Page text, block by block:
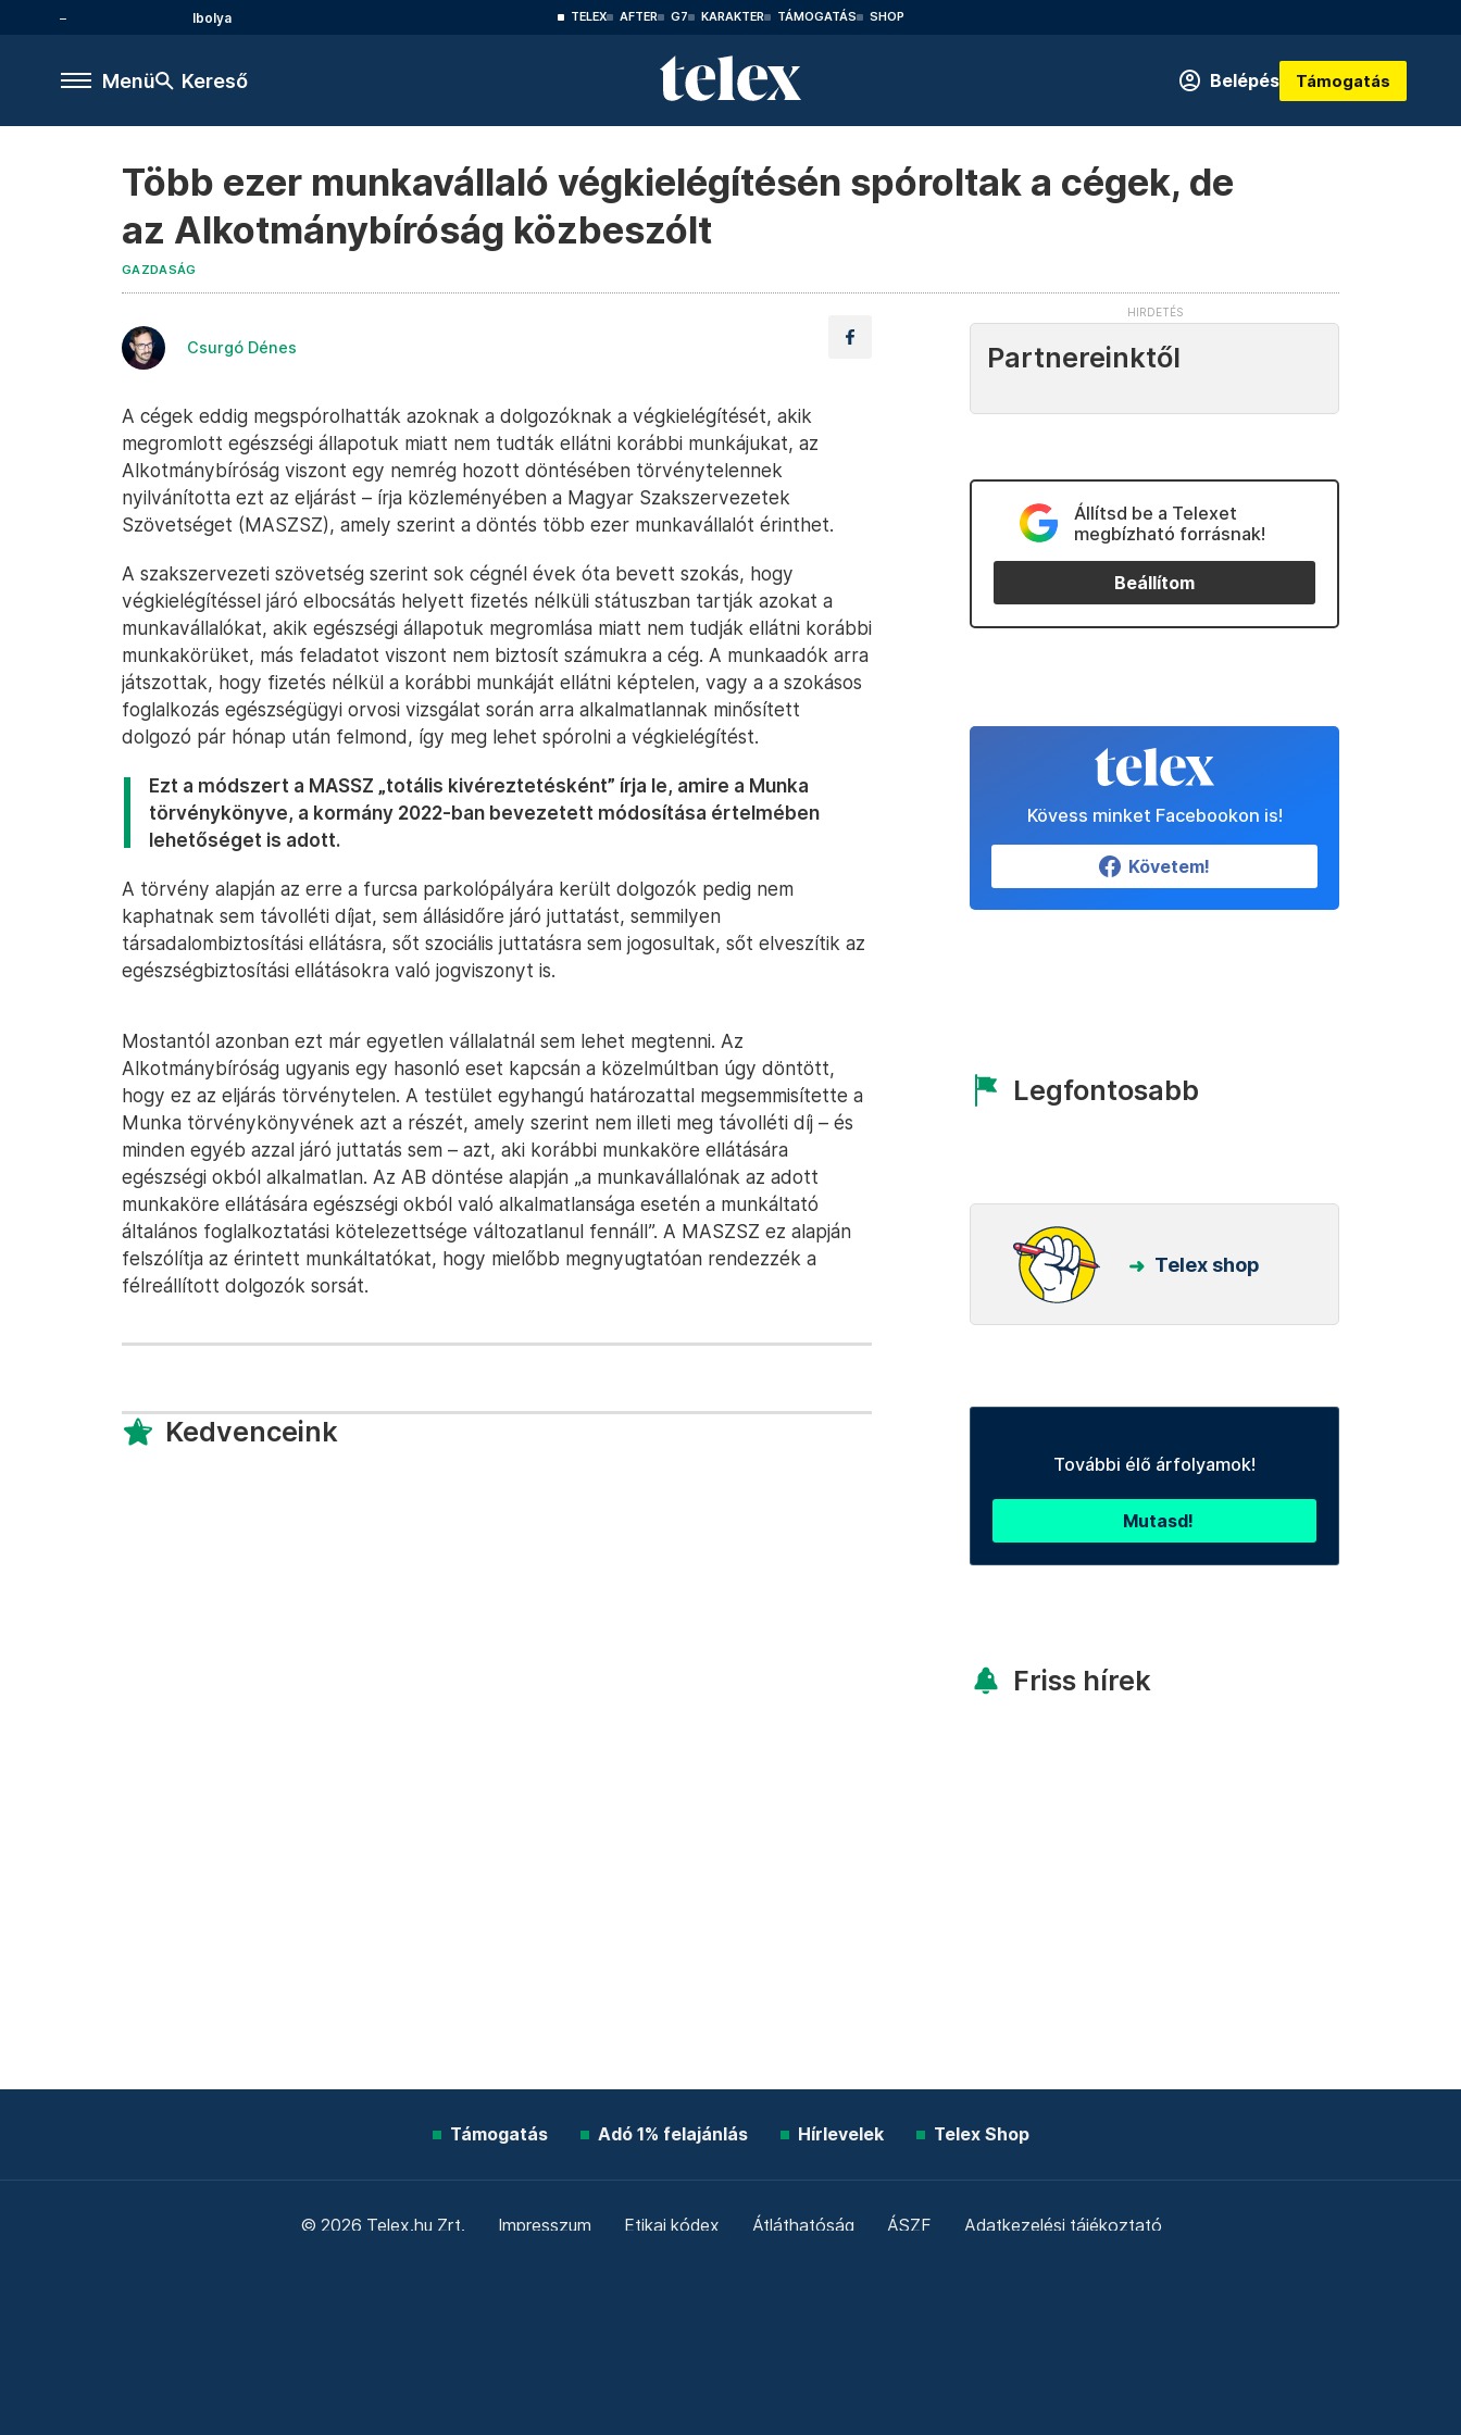
Ibolya TELEX AFTER G7 KARAKTER TÁMOGATÁS SHOP
Menü Kereső Belépés Támogatás
Több ezer munkavállaló végkielégítésén spóroltak a cégek, de
az Alkotmánybíróság közbeszólt
GAZDASÁG
Csurgó Dénes
A cégek eddig megspórolhatták azoknak a dolgozóknak a végkielégítését, akik
megromlott egészségi állapotuk miatt nem tudták ellátni korábbi munkájukat, az
Alkotmánybíróság viszont egy nemrég hozott döntésében törvénytelennek
nyilvánította ezt az eljárást – írja közleményében a Magyar Szakszervezetek
Szövetséget (MASZSZ), amely szerint a döntés több ezer munkavállalót érinthet.
A szakszervezeti szövetség szerint sok cégnél évek óta bevett szokás, hogy
végkielégítéssel járó elbocsátás helyett fizetés nélküli státuszban tartják azokat a
munkavállalókat, akik egészségi állapotuk megromlása miatt nem tudják ellátni korábbi
munkakörüket, más feladatot viszont nem biztosít számukra a cég. A munkaadók arra
játszottak, hogy fizetés nélkül a korábbi munkáját ellátni képtelen, vagy a a szokásos
foglalkozás egészségügyi orvosi vizsgálat során arra alkalmatlannak minősített
dolgozó pár hónap után felmond, így meg lehet spórolni a végkielégítést.
Ezt a módszert a MASSZ „totális kivéreztetésként” írja le, amire a Munka
törvénykönyve, a kormány 2022-ban bevezetett módosítása értelmében
lehetőséget is adott.
A törvény alapján az erre a furcsa parkolópályára került dolgozók pedig nem
kaphatnak sem távolléti díjat, sem állásidőre járó juttatást, semmilyen
társadalombiztosítási ellátásra, sőt szociális juttatásra sem jogosultak, sőt elveszítik az
egészségbiztosítási ellátásokra való jogviszonyt is.
Mostantól azonban ezt már egyetlen vállalatnál sem lehet megtenni. Az
Alkotmánybíróság ugyanis egy hasonló eset kapcsán a közelmúltban úgy döntött,
hogy ez az eljárás törvénytelen. A testület egyhangú határozattal megsemmisítette a
Munka törvénykönyvének azt a részét, amely szerint nem illeti meg távolléti díj – és
minden egyéb azzal járó juttatás sem – azt, aki korábbi munkaköre ellátására
egészségi okból alkalmatlan. Az AB döntése alapján „a munkavállalónak az adott
munkaköre ellátására egészségi okból való alkalmatlansága esetén a munkáltató
általános foglalkoztatási kötelezettsége változatlanul fennáll”. A MASZSZ ez alapján
felszólítja az érintett munkáltatókat, hogy mielőbb megnyugtatóan rendezzék a
félreállított dolgozók sorsát.
Kedvenceink
Partnereinktől
Állítsd be a Telexet
megbízható forrásnak!
Beállítom
Kövess minket Facebookon is!
Követem!
Legfontosabb
Telex shop
További élő árfolyamok!
Mutasd!
Friss hírek
Támogatás Adó 1% felajánlás Hírlevelek Telex Shop
© 2026 Telex.hu Zrt. Impresszum Etikai kódex Átláthatóság ÁSZF Adatkezelési tájékoztató